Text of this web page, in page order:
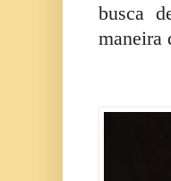
busca
maneira